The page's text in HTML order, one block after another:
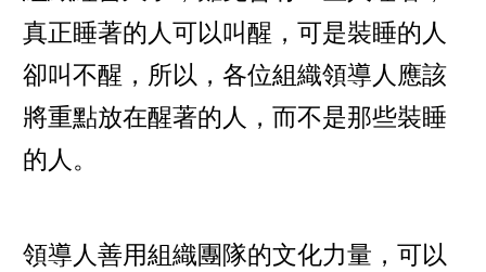
真正睡著的人可以叫醒，可是裝睡的人
卻叫不醒，所以，各位組織領導人應該
將重點放在醒著的人，而不是那些裝睡
的人。
領導人善用組織團隊的文化力量，可以